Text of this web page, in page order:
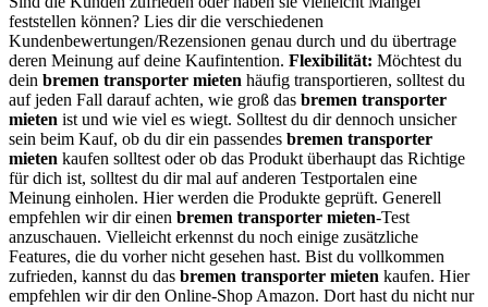
feststellen können? Lies dir die verschiedenen
Kundenbewertungen/Rezensionen genau durch und du übertrage
deren Meinung auf deine Kaufintention. Flexibilität: Möchtest du
dein bremen transporter mieten häufig transportieren, solltest du
auf jeden Fall darauf achten, wie groß das bremen transporter
mieten ist und wie viel es wiegt. Solltest du dir dennoch unsicher
sein beim Kauf, ob du dir ein passendes bremen transporter
mieten kaufen solltest oder ob das Produkt überhaupt das Richtige
für dich ist, solltest du dir mal auf anderen Testportalen eine
Meinung einholen. Hier werden die Produkte geprüft. Generell
empfehlen wir dir einen bremen transporter mieten-Test
anzuschauen. Vielleicht erkennst du noch einige zusätzliche
Features, die du vorher nicht gesehen hast. Bist du vollkommen
zufrieden, kannst du das bremen transporter mieten kaufen. Hier
empfehlen wir dir den Online-Shop Amazon. Dort hast du nicht nur